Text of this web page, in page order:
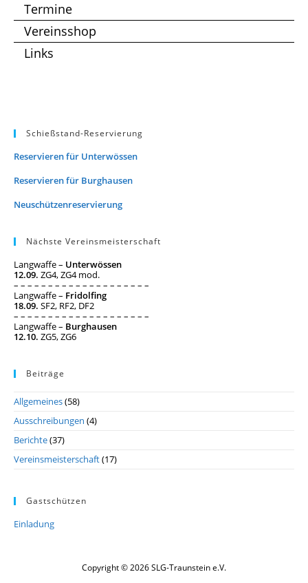
Termine
Vereinsshop
Links
Schießstand-Reservierung
Reservieren für Unterwössen
Reservieren für Burghausen
Neuschützenreservierung
Nächste Vereinsmeisterschaft
Langwaffe – Unterwössen
12.09. ZG4, ZG4 mod.
– – – – – – – – – – – – – – – – – – – –
Langwaffe – Fridolfing
18.09. SF2, RF2, DF2
– – – – – – – – – – – – – – – – – – – –
Langwaffe – Burghausen
12.10. ZG5, ZG6
Beiträge
Allgemeines(58)
Ausschreibungen (4)
Berichte(37)
Vereinsmeisterschaft(17)
Gastschützen
Einladung
Copyright © 2026 SLG-Traunstein e.V.